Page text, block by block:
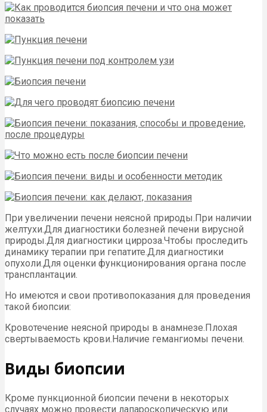
При увеличении печени неясной природы.При наличии
желтухи.Для диагностики болезней печени вирусной
природы.Для диагностики цирроза.Чтобы проследить
динамику терапии при гепатите.Для диагностики
опухоли.Для оценки функционирования органа после
трансплантации.
Но имеются и свои противопоказания для проведения
такой биопсии:
Кровотечение неясной природы в анамнезе.Плохая
свертываемость крови.Наличие гемангиомы печени.
Виды биопсии
Кроме пункционной биопсии печени в некоторых
случаях можно провести лапароскопическую или